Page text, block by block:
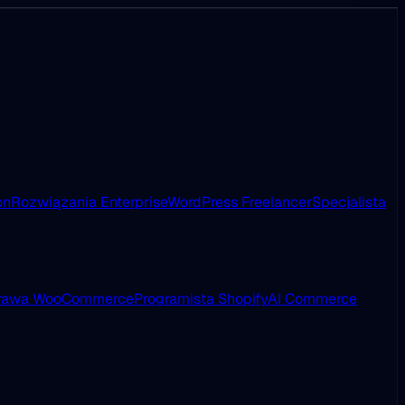
Rozwiązania EnterpriseWordPress FreelancerSpecjalista
WooCommerceProgramista ShopifyAI Commerce